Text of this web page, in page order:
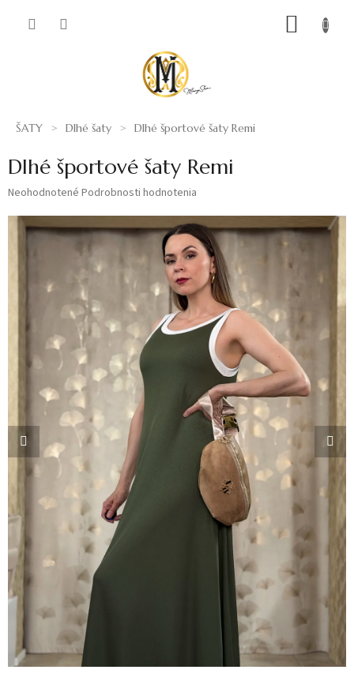
ŠATY Dlhé šaty Dlhé športové šaty Remi
Dlhé športové šaty Remi
Priemerné
produktu
hviezdičiek.
Neohodnotené Podrobnosti hodnotenia